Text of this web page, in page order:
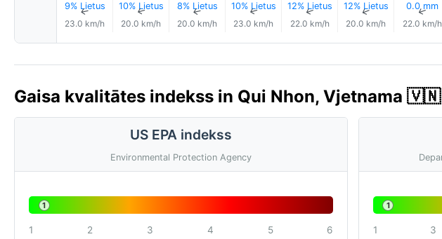
9% Lietus
↑
23.0 km/h
10% Lietus
↑
20.0 km/h
8% Lietus
↑
20.0 km/h
10% Lietus
↑
23.0 km/h
12% Lietus
↑
22.0 km/h
12% Lietus
↑
20.0 km/h
0.0 mm
↑
22.0 km/h
Gaisa kvalitātes indekss in Qui Nhon, Vjetnama
US EPA indekss
Environmental Protection Agency
1
1 2 3 4 5 6
1
1 3